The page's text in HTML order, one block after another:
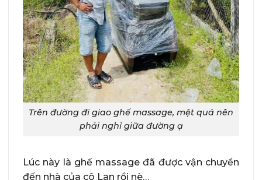
Trên đường đi giao ghế massage, mệt quá nên
phải nghỉ giữa đường ạ
Lúc này là ghế massage đã được vận chuyển
đến nhà của cô Lan rồi nè…